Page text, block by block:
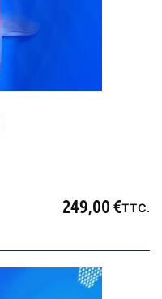
249,00 €TTC.